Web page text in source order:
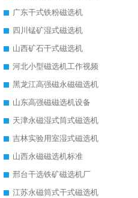
广东干式铁粉磁选机
四川锰矿湿式磁选机
山西矿石干式磁选机
河北小型磁选机工作视频
黑龙江高强磁永磁磁选机
山东高强磁磁选机设备
天津永磁湿式筒式磁选机
吉林实验用室湿式磁选机
山西永磁磁选机标准
邢台干选铁矿磁选机厂
江苏永磁筒式干式磁选机